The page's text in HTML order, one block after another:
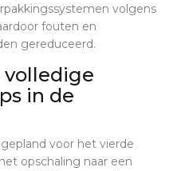
volgens
fouten en
gereduceerd.
volledige
in de
voor het vierde
opschaling naar een